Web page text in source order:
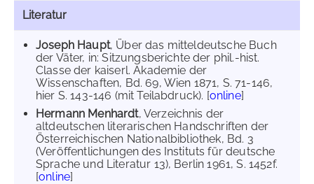
Literatur
Joseph Haupt, Über das mitteldeutsche Buch
der Väter, in: Sitzungsberichte der phil.-hist.
Classe der kaiserl. Akademie der
Wissenschaften, Bd. 69, Wien 1871, S. 71-146,
hier S. 143-146 (mit Teilabdruck). [online]
Hermann Menhardt, Verzeichnis der
altdeutschen literarischen Handschriften der
Österreichischen Nationalbibliothek, Bd. 3
(Veröffentlichungen des Instituts für deutsche
Sprache und Literatur 13), Berlin 1961, S. 1452f.
[online]